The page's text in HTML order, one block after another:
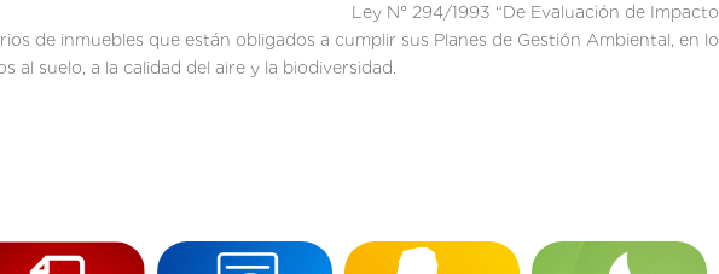
N° 294/1993 “De Evaluación de Impacto Ambiental”
de inmuebles que están obligados a cumplir sus Planes de Gestión Ambiental, en
al suelo, a la calidad del aire y la biodiversidad.